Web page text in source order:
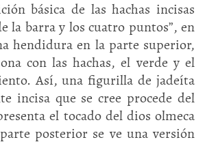
básica de las hachas incisas
la barra y los cuatro puntos”, en
hendidura en la parte superior,
con las hachas, el verde y el
Así, una figurilla de jadeíta
incisa que se cree procede del
el tocado del dios olmeca
posterior se ve una versión